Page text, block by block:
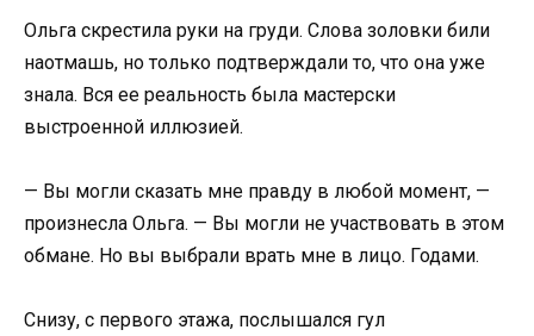
Ольга скрестила руки на груди. Слова золовки били
наотмашь, но только подтверждали то, что она уже
знала. Вся ее реальность была мастерски
выстроенной иллюзией.
— Вы могли сказать мне правду в любой момент, —
произнесла Ольга. — Вы могли не участвовать в этом
обмане. Но вы выбрали врать мне в лицо. Годами.
Снизу, с первого этажа, послышался гул